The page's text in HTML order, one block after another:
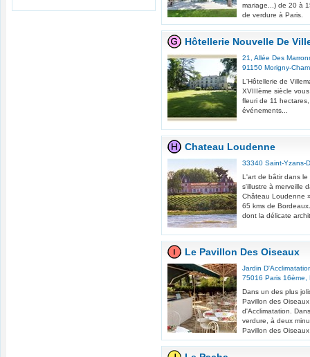
mariage...) de 20 à
de verdure à Paris.
Hôtellerie Nouvelle De
21, Allée Des
91150 Morigny-
L'Hôtellerie de
XVIIIème siècle
fleuri de 11
événements...
Chateau Loudenne
33340 Saint-Yzans-
L'art de bâtir dans
s'illustre à merveille
Château Loudenne
65 kms de
dont la délicate
Le Pavillon Des Oiseaux
Jardin
75016 Paris 16ème
Dans un des plus
Pavillon des
d'Acclimatation.
verdure, à deux
Pavillon des